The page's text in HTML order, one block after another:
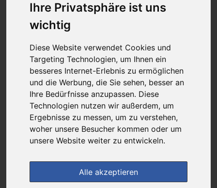
Ihre Privatsphäre ist uns
wichtig
Diese Website verwendet Cookies und
Targeting Technologien, um Ihnen ein
besseres Internet-Erlebnis zu ermöglichen
und die Werbung, die Sie sehen, besser an
Ihre Bedürfnisse anzupassen. Diese
Technologien nutzen wir außerdem, um
Ergebnisse zu messen, um zu verstehen,
woher unsere Besucher kommen oder um
unsere Website weiter zu entwickeln.
Alle akzeptieren
günstigster Produktpreis ab
37,89 €
bei
db – die Beraterapotheke
versandkostenfrei
Ersparnis:27%oder13,82 € 4
Preis pro 1 G / 0,04 €
Daten vom 08.08.2026 15:04 Uhr
(0) Jetzt bewerten!